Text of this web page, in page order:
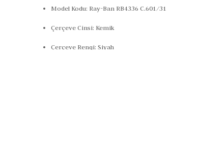
Model Kodu: Ray-Ban RB4336 C.601/31
Çerçeve Cinsi: Kemik
Çerçeve Rengi: Siyah